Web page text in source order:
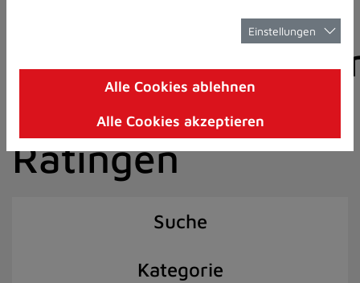
8)
I)
der Stadt
Ratingen
Suche
Kategorie
Einstellungen
Alle Cookies ablehnen
Alle Cookies akzeptieren